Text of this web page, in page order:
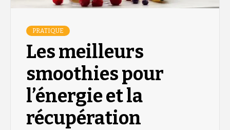
PRATIQUE
Les meilleurs
smoothies pour
l’énergie et la
récupération